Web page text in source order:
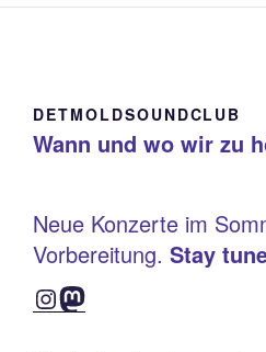
DETMOLDSOUNDCLUB
Wann und wo wir zu
Neue Konzerte im
Vorbereitung. Stay
Instagram
Mastodon